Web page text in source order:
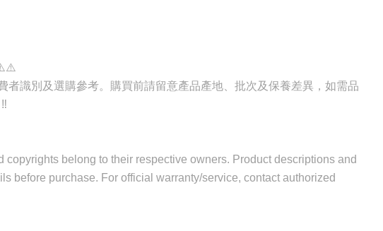
識別及選購參考。購買前請留意產品產地、批次及保養差異，如需品
belong to their respective owners. Product descriptions and
before purchase. For official warranty/service, contact authorized